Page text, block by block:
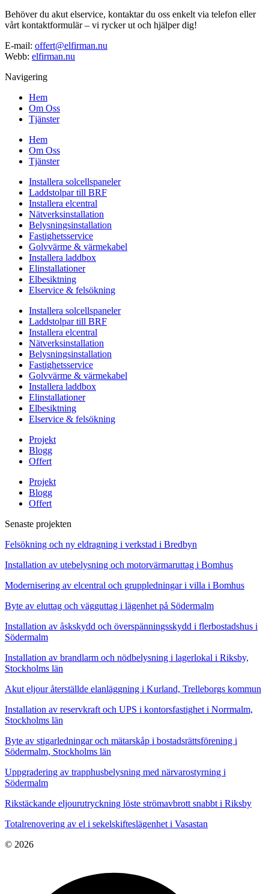
Behöver du akut elservice, kontaktar du oss enkelt via telefon eller
vårt kontaktformulär – vi rycker ut och hjälper dig!
E-mail: offert@elfirman.nu
Webb: elfirman.nu
Navigering
Hem
Om Oss
Tjänster
Hem
Om Oss
Tjänster
Installera solcellspaneler
Laddstolpar till BRF
Installera elcentral
Nätverksinstallation
Belysningsinstallation
Fastighetsservice
Golvvärme & värmekabel
Installera laddbox
Elinstallationer
Elbesiktning
Elservice & felsökning
Installera solcellspaneler
Laddstolpar till BRF
Installera elcentral
Nätverksinstallation
Belysningsinstallation
Fastighetsservice
Golvvärme & värmekabel
Installera laddbox
Elinstallationer
Elbesiktning
Elservice & felsökning
Projekt
Blogg
Offert
Projekt
Blogg
Offert
Senaste projekten
Felsökning och ny eldragning i verkstad i Bredbyn
Installation av utebelysning och motorvärmaruttag i Bomhus
Modernisering av elcentral och gruppledningar i villa i Bomhus
Byte av eluttag och vägguttag i lägenhet på Södermalm
Installation av åskskydd och överspänningsskydd i flerbostadshus i
Södermalm
Installation av brandlarm och nödbelysning i lagerlokal i Riksby,
Stockholms län
Akut eljour återställde elanläggning i Kurland, Trelleborgs kommun
Installation av reservkraft och UPS i kontorsfastighet i Norrmalm,
Stockholms län
Byte av stigarledningar och mätarskåp i bostadsrättsförening i
Södermalm, Stockholms län
Uppgradering av trapphusbelysning med närvarostyrning i
Södermalm
Rikstäckande eljourutryckning löste strömavbrott snabbt i Riksby
Totalrenovering av el i sekelskifteslägenhet i Vasastan
© 2026